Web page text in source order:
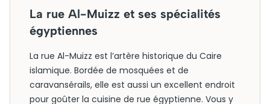
La rue Al-Muizz et ses spécialités
égyptiennes
La rue Al-Muizz est l’artère historique du Caire
islamique. Bordée de mosquées et de
caravansérails, elle est aussi un excellent endroit
pour goûter la cuisine de rue égyptienne. Vous y